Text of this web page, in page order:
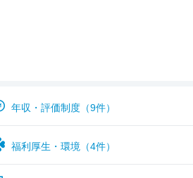
年収・評価制度（9件）
福利厚生・環境（4件）